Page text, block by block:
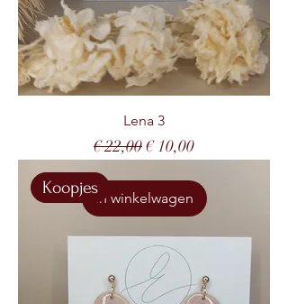
Lena 3
Normale prijs
€ 22,00Verkoopprijs
€ 10,00
In winkelwagen
Koopjes